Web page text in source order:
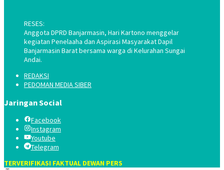
RESES:
Anggota DPRD Banjarmasin, Hari Kartono menggelar
kegiatan Penelaaha dan Aspirasi Masyarakat Dapil
Banjarmasin Barat bersama warga di Kelurahan Sungai
Andai.
REDAKSI
PEDOMAN MEDIA SIBER
Jaringan Social
Facebook
Instagram
Youtube
Telegram
TERVERIFIKASI FAKTUAL DEWAN PERS